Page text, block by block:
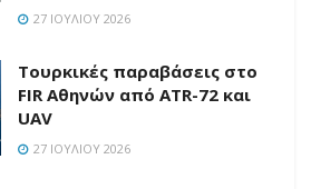
27 ΙΟΥΛΊΟΥ 2026
Τουρκικές παραβάσεις στο
FIR Αθηνών από ATR-72 και
UAV
27 ΙΟΥΛΊΟΥ 2026